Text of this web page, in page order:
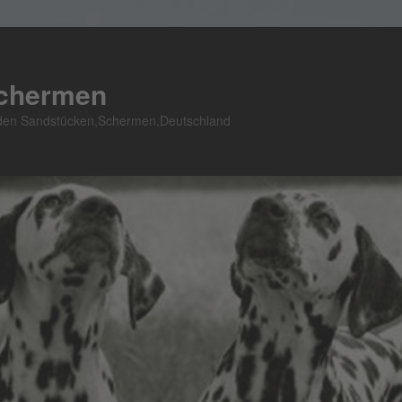
Sandstücken,Schermen,Deutschland